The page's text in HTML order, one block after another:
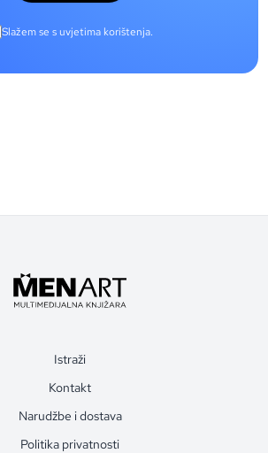
Slažem se s uvjetima korištenja.
Istraži
Kontakt
Narudžbe i dostava
Politika privatnosti